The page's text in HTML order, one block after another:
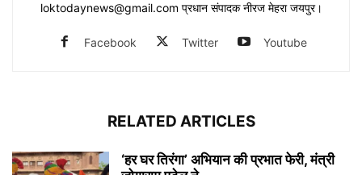
loktodaynews@gmail.com प्रधान संपादक नीरज मेहरा जयपुर।
Facebook Twitter Youtube
RELATED ARTICLES
‘हर घर तिरंगा’ अभियान की प्रभात फेरी, मंत्री